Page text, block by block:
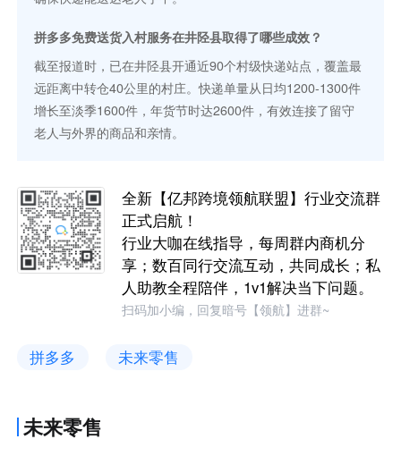
拼多多免费送货入村服务在井陉县取得了哪些成效？
截至报道时，已在井陉县开通近90个村级快递站点，覆盖最
远距离中转仓40公里的村庄。快递单量从日均1200-1300件
增长至淡季1600件，年货节时达2600件，有效连接了留守
老人与外界的商品和亲情。
全新【亿邦跨境领航联盟】行业交流群
正式启航！
行业大咖在线指导，每周群内商机分
享；数百同行交流互动，共同成长；私
人助教全程陪伴，1v1解决当下问题。
扫码加小编，回复暗号【领航】进群~
拼多多 未来零售
未来零售